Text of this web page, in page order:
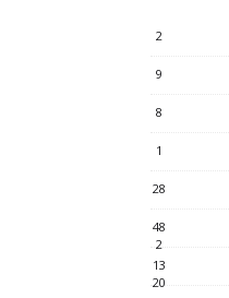
2
9
8
1
28
48
2
13
20